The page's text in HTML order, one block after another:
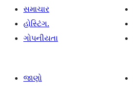
સમાચાર
હોસ્ટિંગ.
ગોપનીયતા
જાણો